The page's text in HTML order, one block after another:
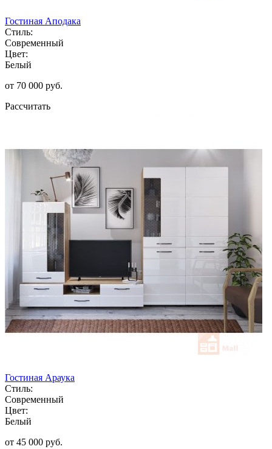
Гостиная Аподака
Стиль:
Современный
Цвет:
Белый
от 70 000 руб.
Рассчитать
Гостиная Араука
Стиль:
Современный
Цвет:
Белый
от 45 000 руб.